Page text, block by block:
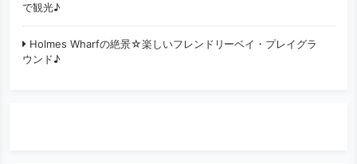
で観光♪
Holmes Wharfの絶景☆楽しいフレンドリーベイ・プレイグラ
ウンド♪